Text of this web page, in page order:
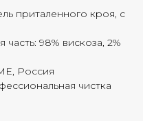
приталенного кроя, с
98% вискоза, 2%
Россия
чистка